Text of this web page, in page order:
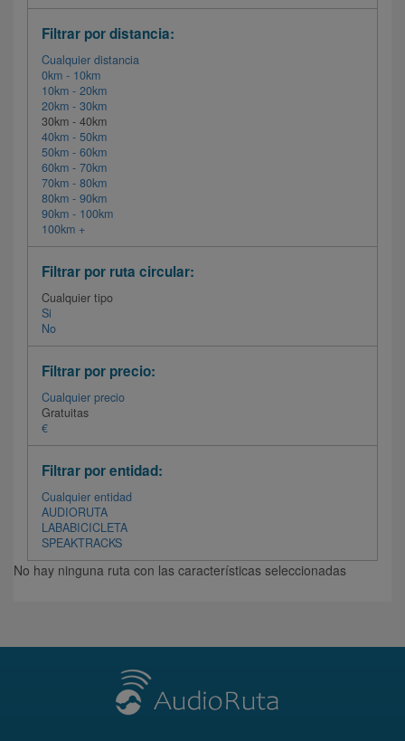
Filtrar por distancia:
Cualquier distancia
0km - 10km
10km - 20km
20km - 30km
30km - 40km
40km - 50km
50km - 60km
60km - 70km
70km - 80km
80km - 90km
90km - 100km
100km +
Filtrar por ruta circular:
Cualquier tipo
Si
No
Filtrar por precio:
Cualquier precio
Gratuitas
€
Filtrar por entidad:
Cualquier entidad
AUDIORUTA
LABABICICLETA
SPEAKTRACKS
No hay ninguna ruta con las características seleccionadas